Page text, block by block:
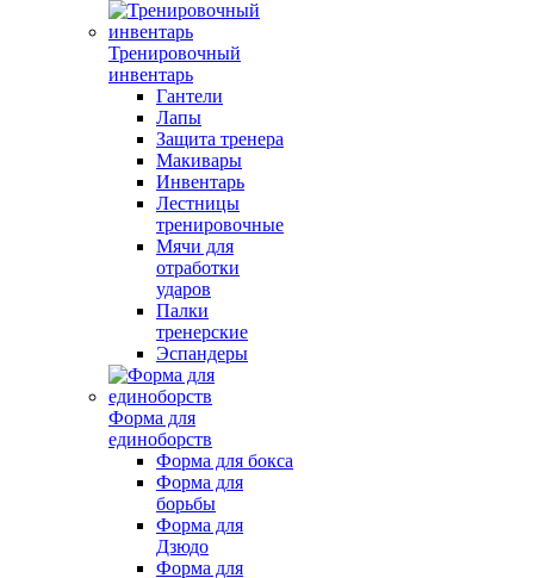
Тренировочный
инвентарь
Гантели
Лапы
Защита тренера
Макивары
Инвентарь
Лестницы
тренировочные
Мячи для
отработки
ударов
Палки
тренерские
Эспандеры
Форма для
единоборств
Форма для бокса
Форма для
борьбы
Форма для
Дзюдо
Форма для